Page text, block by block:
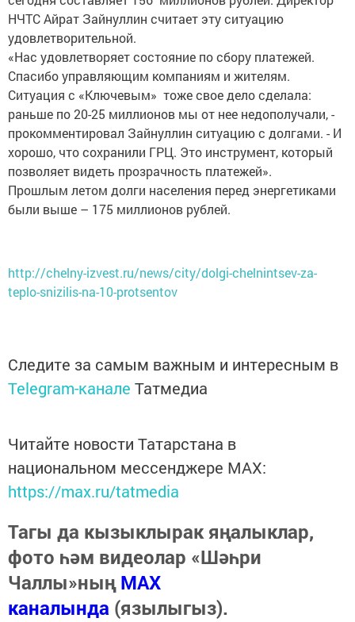
НЧТС Айрат Зайнуллин считает эту ситуацию
удовлетворительной.
«Нас удовлетворяет состояние по сбору платежей.
Спасибо управляющим компаниям и жителям.
Ситуация с «Ключевым» тоже свое дело сделала:
раньше по 20-25 миллионов мы от нее недополучали, -
прокомментировал Зайнуллин ситуацию с долгами. - И
хорошо, что сохранили ГРЦ. Это инструмент, который
позволяет видеть прозрачность платежей».
Прошлым летом долги населения перед энергетиками
были выше – 175 миллионов рублей.
http://chelny-izvest.ru/news/city/dolgi-chelnintsev-za-
teplo-snizilis-na-10-protsentov
Следите за самым важным и интересным в
Telegram-канале Татмедиа
Читайте новости Татарстана в
национальном мессенджере MАХ:
https://max.ru/tatmedia
Тагы да кызыклырак яңалыклар,
фото һәм видеолар «Шәһри
Чаллы»ныңMAX
каналында (язылыгыз).